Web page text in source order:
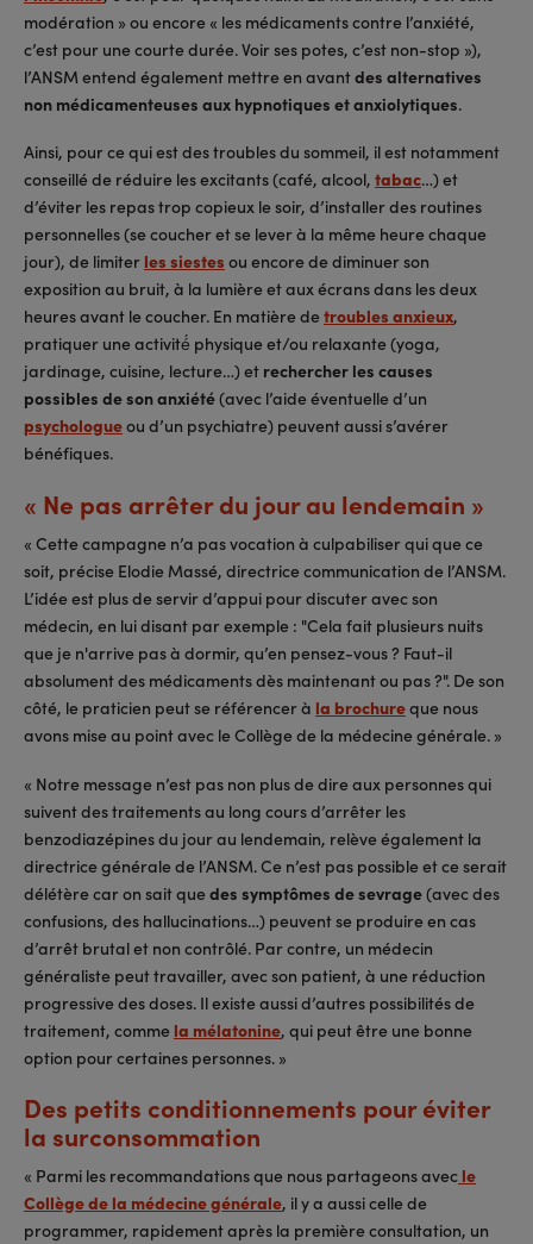
modération » ou encore « les médicaments contre l’anxiété,
c’est pour une courte durée. Voir ses potes, c’est non-stop »),
l’ANSM entend également mettre en avantdes alternatives
non médicamenteuses aux hypnotiques et anxiolytiques.
Ainsi, pour ce qui est des troubles du sommeil, il est notamment
conseillé de réduire les excitants (café, alcool, tabac…) et
d’éviter les repas trop copieux le soir, d’installer des routines
personnelles (se coucher et se lever à la même heure chaque
jour), de limiter les siestes ou encore de diminuer son
exposition au bruit, à la lumière et aux écrans dans les deux
heures avant le coucher. En matière detroubles anxieux,
pratiquer une activité́ physique et/ou relaxante (yoga,
jardinage, cuisine, lecture…) et rechercher les causes
possibles de son anxiété(avec l’aide éventuelle d’un
psychologueou d’un psychiatre) peuvent aussi s’avérer
bénéfiques.
« Ne pas arrêter du jour au lendemain »
« Cette campagne n’a pas vocation à culpabiliser qui que ce
soit, précise Elodie Massé, directrice communication de l’ANSM.
L’idée est plus de servir d’appui pour discuter avec son
médecin, en lui disant par exemple : "Cela fait plusieurs nuits
que je n'arrive pas à dormir, qu’en pensez-vous ? Faut-il
absolument des médicaments dès maintenant ou pas ?". De son
côté, le praticien peut se référencer à la brochureque nous
avons mise au point avec le Collège de la médecine générale. »
« Notre message n’est pas non plus de dire aux personnes qui
suivent des traitements au long cours d’arrêter les
benzodiazépines du jour au lendemain, relève également la
directrice générale de l’ANSM. Ce n’est pas possible et ce serait
délétère car on sait quedes symptômes de sevrage(avec des
confusions, des hallucinations…) peuvent se produire en cas
d’arrêt brutal et non contrôlé. Par contre, un médecin
généraliste peut travailler, avec son patient, à une réduction
progressive des doses. Il existe aussi d’autres possibilités de
traitement, comme la mélatonine, qui peut être une bonne
option pour certaines personnes. »
Des petits conditionnements pour éviter
la surconsommation
« Parmi les recommandations que nous partageons avec le
Collège de la médecine générale, il y a aussi celle de
programmer, rapidement après la première consultation, un